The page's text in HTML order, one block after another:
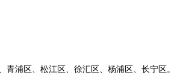
浦区、松江区、徐汇区、杨浦区、长宁区。